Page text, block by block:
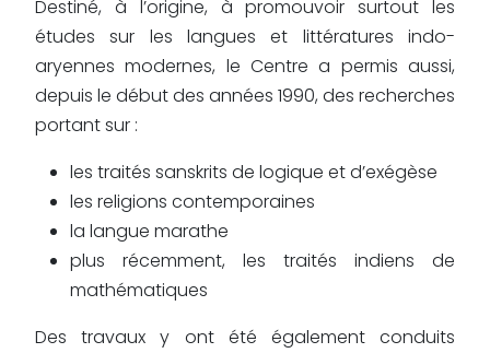
Destiné, à l’origine, à promouvoir surtout les
études sur les langues et littératures indo-
aryennes modernes, le Centre a permis aussi,
depuis le début des années 1990, des recherches
portant sur :
les traités sanskrits de logique et d’exégèse
les religions contemporaines
la langue marathe
plus récemment, les traités indiens de
mathématiques
Des travaux y ont été également conduits